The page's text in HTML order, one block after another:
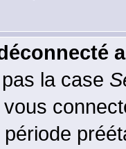
la case